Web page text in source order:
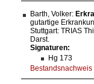
Barth, Volker:
gutartige
Stuttgart: TRIAS
Darst.
Signaturen:
Hg 173
Bestandsnachweis